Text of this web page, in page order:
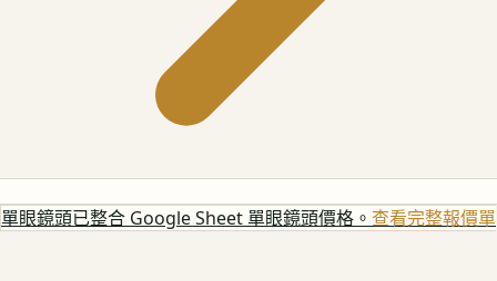
單眼鏡頭已整合 Google Sheet 單眼鏡頭價格。 查看完整報價單